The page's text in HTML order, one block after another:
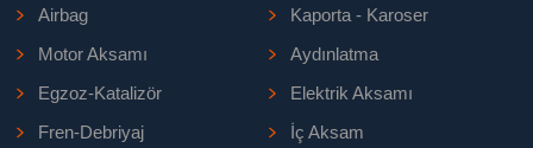
Airbag
Kaporta - Karoser
Motor Aksamı
Aydınlatma
Egzoz-Katalizör
Elektrik Aksamı
Fren-Debriyaj
İç Aksam